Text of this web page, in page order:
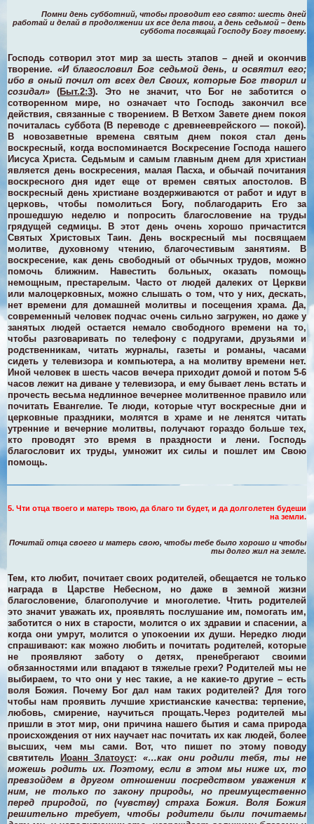
Помни день субботний, чтобы проводит его свято: шесть дней
работай и делай в продолжении их все дела твои, а день седьмой – день
суббота посвящай Господу Богу твоему.
Господь сотворил этот мир за шесть этапов – дней и окончив
творение. «И благословил Бог седьмой день, и освятил его;
ибо в оный почил от всех дел Своих, которые Бог творил и
созидал» (Быт.2:3). Это не значит, что Бог не заботится о
сотворенном мире, но означает что Господь закончил все
действия, связанные с творением. В Ветхом Завете днем покоя
почиталась суббота (В переводе с древнееврейского — покой).
В новозаветные времена святым днем покоя стал день
воскресный, когда воспоминается Воскресение Господа нашего
Иисуса Христа. Седьмым и самым главным днем для христиан
является день воскресения, малая Пасха, и обычай почитания
воскресного дня идет еще от времен святых апостолов. В
воскресный день христиане воздерживаются от работ и идут в
церковь, чтобы помолиться Богу, поблагодарить Его за
прошедшую неделю и попросить благословение на труды
грядущей седмицы. В этот день очень хорошо причастится
Святых Христовых Таин. День воскресный мы посвящаем
молитве, духовному чтению, благочестивым занятиям. В
воскресение, как день свободный от обычных трудов, можно
помочь ближним. Навестить больных, оказать помощь
немощным, престарелым. Часто от людей далеких от Церкви
или малоцерковных, можно слышать о том, что у них, дескать,
нет времени для домашней молитвы и посещения храма. Да,
современный человек подчас очень сильно загружен, но даже у
занятых людей остается немало свободного времени на то,
чтобы разговаривать по телефону с подругами, друзьями и
родственникам, читать журналы, газеты и романы, часами
сидеть у телевизора и компьютера, а на молитву времени нет.
Иной человек в шесть часов вечера приходит домой и потом 5-6
часов лежит на диване у телевизора, и ему бывает лень встать и
прочесть весьма недлинное вечернее молитвенное правило или
почитать Евангелие. Те люди, которые чтут воскресные дни и
церковные праздники, молятся в храме и не ленятся читать
утренние и вечерние молитвы, получают гораздо больше тех,
кто проводят это время в праздности и лени. Господь
благословит их труды, умножит их силы и пошлет им Свою
помощь.
5. Чти отца твоего и матерь твою, да благо ти будет, и да долголетен будеши
на земли.
Почитай отца своего и матерь свою, чтобы тебе было хорошо и чтобы
ты долго жил на земле.
Тем, кто любит, почитает своих родителей, обещается не только
награда в Царстве Небесном, но даже в земной жизни
благословение, благополучие и многолетие. Чтить родителей
это значит уважать их, проявлять послушание им, помогать им,
заботится о них в старости, молится о их здравии и спасении, а
когда они умрут, молится о упокоении их души.Нередко люди
спрашивают: как можно любить и почитать родителей, которые
не проявляют заботу о детях, пренебрегают своими
обязанностями или впадают в тяжелые грехи? Родителей мы не
выбираем, то что они у нес такие, а не какие-то другие – есть
воля Божия. Почему Бог дал нам таких родителей? Для того
чтобы нам проявить лучшие христианские качества: терпение,
любовь, смирение, научиться прощать.Через родителей мы
пришли в этот мир, они причина нашего бытия и сама природа
происхождения от них научает нас почитать их как людей, более
высших, чем мы сами. Вот, что пишет по этому поводу
святитель Иоанн Златоуст: «…как они родили тебя, ты не
можешь родить их. Поэтому, если в этом мы ниже их, то
превзойдем в другом отношении посредством уважения к
ним, не только по закону природы, но преимущественно
перед природой, по (чувству) страха Божия. Воля Божия
решительно требует, чтобы родители были почитаемы